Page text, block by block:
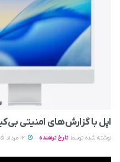
اپل با گزارش‌های امنیتی
نوشته شده توسط تارخ ترهنده